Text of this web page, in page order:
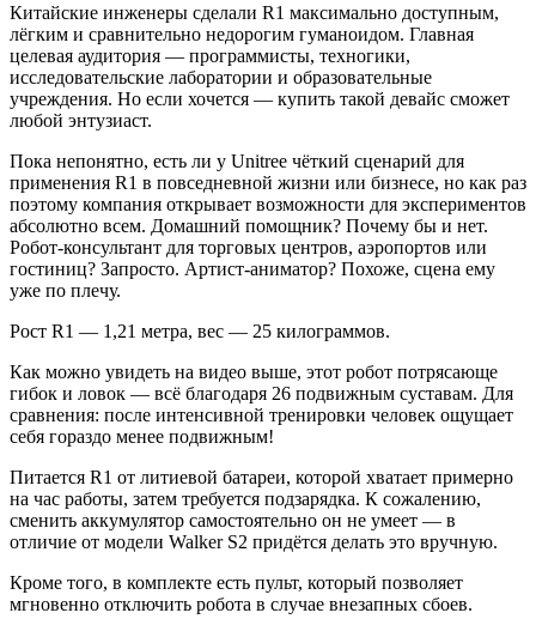
Китайские инженеры сделали R1 максимально доступным,
лёгким и сравнительно недорогим гуманоидом. Главная
целевая аудитория — программисты, техногики,
исследовательские лаборатории и образовательные
учреждения. Но если хочется — купить такой девайс сможет
любой энтузиаст.
Пока непонятно, есть ли у Unitree чёткий сценарий для
применения R1 в повседневной жизни или бизнесе, но как раз
поэтому компания открывает возможности для экспериментов
абсолютно всем. Домашний помощник? Почему бы и нет.
Робот-консультант для торговых центров, аэропортов или
гостиниц? Запросто. Артист-аниматор? Похоже, сцена ему
уже по плечу.
Рост R1 — 1,21 метра, вес — 25 килограммов.
Как можно увидеть на видео выше, этот робот потрясающе
гибок и ловок — всё благодаря 26 подвижным суставам. Для
сравнения: после интенсивной тренировки человек ощущает
себя гораздо менее подвижным!
Питается R1 от литиевой батареи, которой хватает примерно
на час работы, затем требуется подзарядка. К сожалению,
сменить аккумулятор самостоятельно он не умеет — в
отличие от модели Walker S2 придётся делать это вручную.
Кроме того, в комплекте есть пульт, который позволяет
мгновенно отключить робота в случае внезапных сбоев.